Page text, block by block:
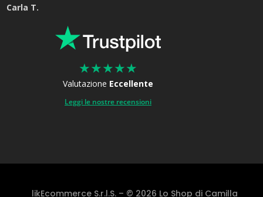
Carla T.
★★★★★
Valutazione Eccellente
Leggi le nostre recensioni
likEcommerce S.r.l.S. – © 2026 Lo Shop di Camilla